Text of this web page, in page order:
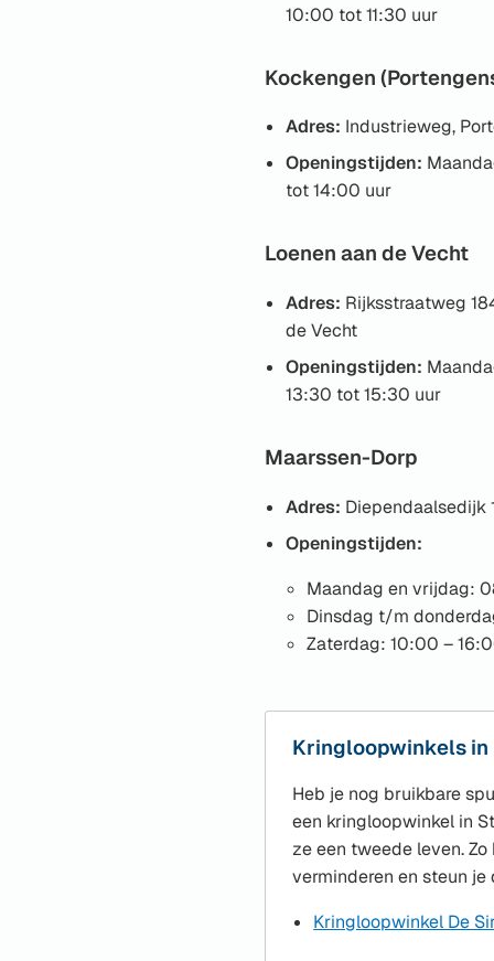
10:00 tot 11:30 uur
Kockengen
Adres: Industrieweg,
Openingstijden:
tot 14:00 uur
Loenen aan de Vecht
Adres: Rijksstraatweg
de Vecht
Openingstijden:
13:30 tot 15:30 uur
Maarssen-Dorp
Adres: Diependaalsedijk
Openingstijden:
Maandag en vrijdag:
Dinsdag t/m
Zaterdag: 10:00 –
Kringloopwinkels
Heb je nog bruikbare
een kringloopwinkel in
ze een tweede leven.
verminderen en steun je
Kringloopwinkel De